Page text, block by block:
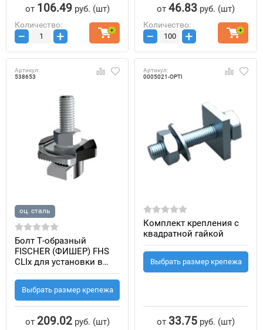
от 106.49 руб. (шт)
Количество:
− +
от 46.83 руб. (шт)
Количество:
− +
Артикул:
538653
оц. сталь
Болт Т-образный
FISCHER (ФИШЕР) FHS
CLIx для установки в
профиль системы FLS
(оцинкованная сталь)
Выбрать размер крепежа
от 209.02 руб. (шт)
Артикул:
0005021-OPTI
Комплект крепления с
квадратной гайкой
Выбрать размер крепежа
от 33.75 руб. (шт)